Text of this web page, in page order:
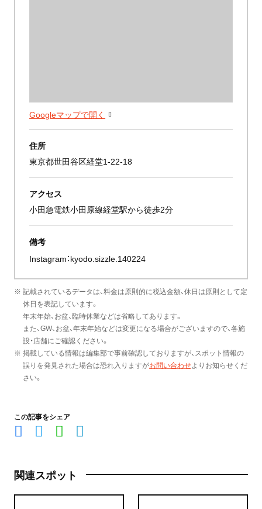
Googleマップで開く
住所
東京都世田谷区経堂1-22-18
アクセス
小田急電鉄小田原線経堂駅から徒歩2分
備考
Instagram：kyodo.sizzle.140224
※ 記載されているデータは、料金は原則的に税込金額、休日は原則として定
休日を表記しています。
年末年始、お盆、臨時休業などは省略してあります。
また、GW、お盆、年末年始などは変更になる場合がございますので、各施
設・店舗にご確認ください。
※ 掲載している情報は編集部で事前確認しておりますが、スポット情報の
誤りを発見された場合は恐れ入りますがお問い合わせよりお知らせくだ
さい。
この記事をシェア
関連スポット